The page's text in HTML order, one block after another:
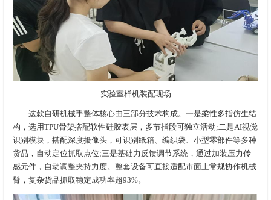
实验室样机装配现场
这款自研机械手整体核心由三部分技术构成。一是柔性多指仿生结
构，选用TPU骨架搭配软性硅胶表层，多节指段可独立活动;二是AI视觉
识别模块，搭配深度摄像头，可识别纸箱、编织袋、小型零部件等多种
货品，自动定位抓取点位;三是基础力反馈调节系统，通过加装压力传
感元件，自动调整夹持力度。整套设备可直接适配市面上常规协作机械
臂，复杂货品抓取稳定成功率超93%。